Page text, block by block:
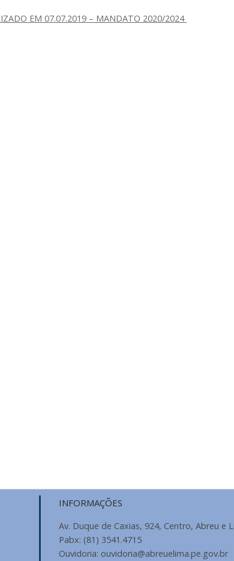
EM 07.07.2019 – MANDATO 2020/2024
INFORMAÇÕES
Av. Duque de Caxias, 924, Centro, Abreu e
Pabx: (81) 3541.4715
Ouvidoria: ouvidoria@abreuelima.pe.gov.br